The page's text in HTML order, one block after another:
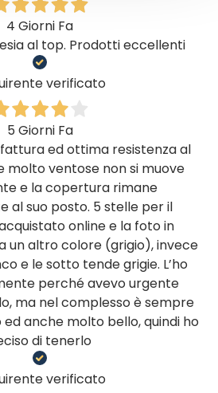
4 Giorni Fa
al top. Prodotti eccellenti
verificato
5 Giorni Fa
ed ottima resistenza al
molto ventose non si muove
e la copertura rimane
al suo posto. 5 stelle per il
online e la foto in
un altro colore (grigio), invece
e le sotto tende grigie. L’ho
perché avevo urgente
ma nel complesso è sempre
anche molto bello, quindi ho
di tenerlo
verificato